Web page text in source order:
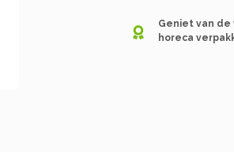
Geniet van de
horeca